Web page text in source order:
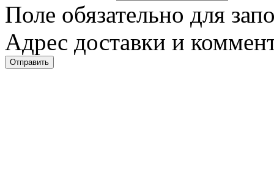
Поле обязательно для
Адрес доставки и